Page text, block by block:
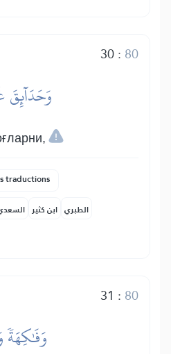
30: 80
وَحَدَآئِقَ
traductions
ابن كثير الطبري
31 : 80
وَفَٰكِهَةٗ